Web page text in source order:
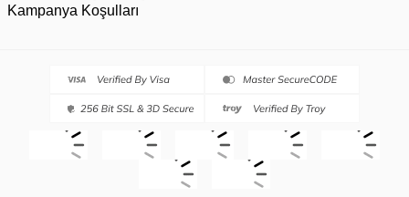
Kampanya Koşulları